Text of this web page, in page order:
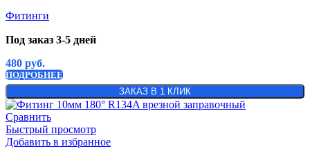
Фитинги
Под заказ 3-5 дней
480 руб.
ПОДРОБНЕЕ
ЗАКАЗ В 1 КЛИК
Сравнить
Быстрый просмотр
Добавить в избранное